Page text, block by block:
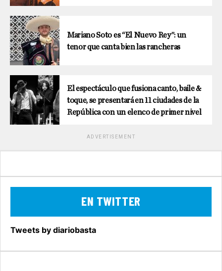
Mariano Soto es “El Nuevo Rey”: un
tenor que canta bien las rancheras
El espectáculo que fusiona canto, baile &
toque, se presentará en 11 ciudades de la
República con un elenco de primer nivel
ADVERTISEMENT
EN TWITTER
Tweets by diariobasta